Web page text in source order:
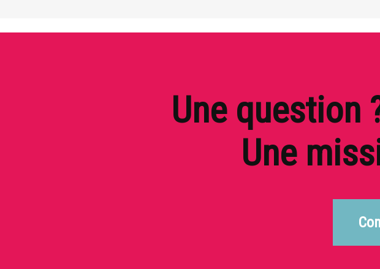
Une question
Une